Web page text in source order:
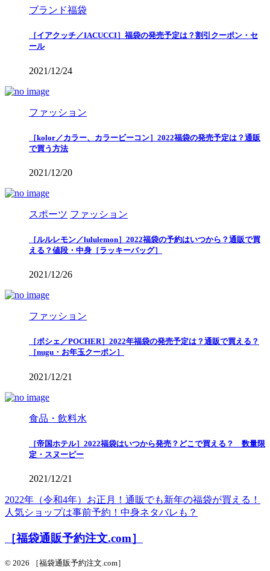
ブランド福袋
［イアクッチ／IACUCCI］福袋の発売予定は？割引クーポン・セ
ール
2021/12/24
ファッション
［kolor／カラー、カラービーコン］2022福袋の発売予定は？通販
で買う方法
2021/12/20
スポーツ ファッション
［ルルレモン／lululemon］2022福袋の予約はいつから？通販で買
える？値段・中身［ラッキーバッグ］
2021/12/26
ファッション
［ポシェ／POCHER］2022年福袋の発売予定は？通販で買える？
［nugu・お年玉クーポン］
2021/12/21
食品・飲料水
［帝国ホテル］2022福袋はいつから発売？どこで買える？ 数量限
定・スヌーピー
2021/12/21
2022年（令和4年）お正月！通販でも新年の福袋が買える！
人気ショップは事前予約！中身ネタバレも？
［福袋通販予約注文.com］
© 2026 ［福袋通販予約注文.com］